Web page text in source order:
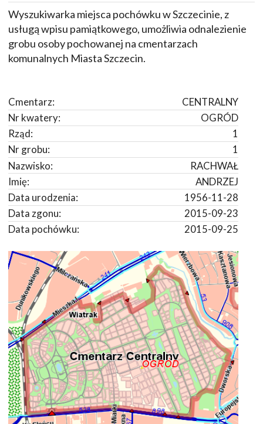
Wyszukiwarka miejsca pochówku w Szczecinie, z
usługą wpisu pamiątkowego, umożliwia odnalezienie
grobu osoby pochowanej na cmentarzach
komunalnych Miasta Szczecin.
CENTRALNY
Cmentarz:
OGRÓD
Nr kwatery:
1
Rząd:
1
Nr grobu:
RACHWAŁ
Nazwisko:
ANDRZEJ
Imię:
1956-11-28
Data urodzenia:
2015-09-23
Data zgonu:
2015-09-25
Data pochówku: